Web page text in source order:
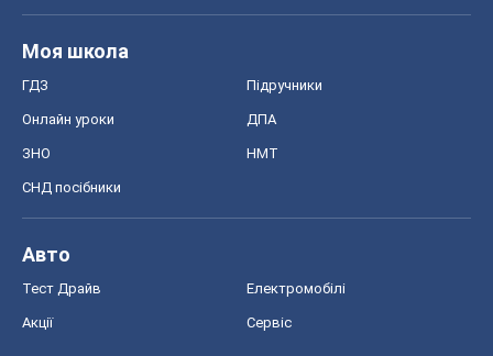
Моя школа
ГДЗ Підручники
Онлайн уроки ДПА
ЗНО НМТ
СНД посібники
Авто
Тест Драйв Електромобілі
Акції Сервіс